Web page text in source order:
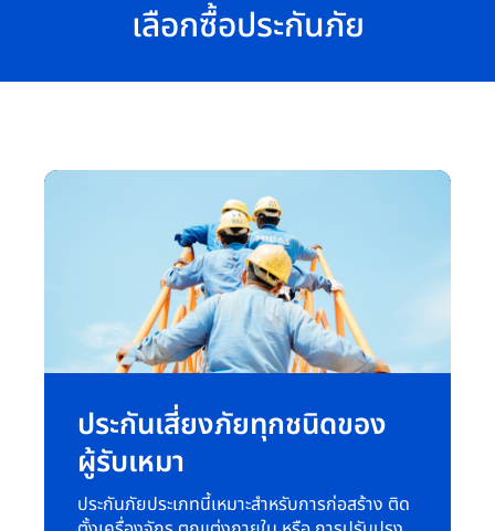
เลือกซื้อประกันภัย
ประกันเสี่ยงภัยทุกชนิดของ
ผู้รับเหมา
ประกันภัยประเภทนี้เหมาะสำหรับการก่อสร้าง ติด